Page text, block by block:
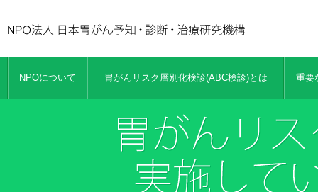
NPOについて 胃がんリスク層別化検診(ABC検診)とは 重要